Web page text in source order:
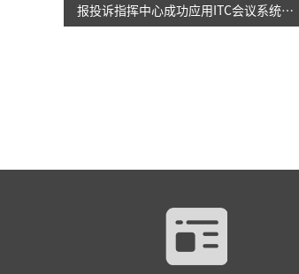
报投诉指挥中心成功应用ITC会议系统解